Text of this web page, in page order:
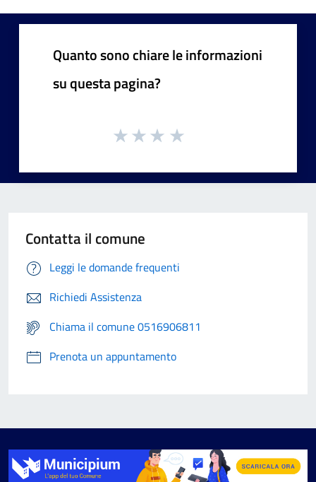
Quanto sono chiare le informazioni
su questa pagina?
Contatta il comune
Leggi le domande frequenti
Richiedi Assistenza
Chiama il comune 0516906811
Prenota un appuntamento